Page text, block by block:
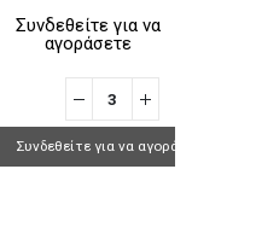
Συνδεθείτε για να
αγοράσετε
Συνδεθείτε για να αγοράσετε